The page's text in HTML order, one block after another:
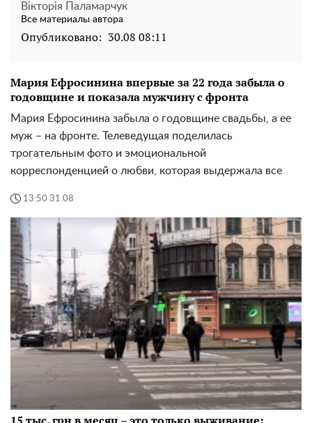
Вікторія Паламарчук
Все материалы автора
Опубликовано: 30.08 08:11
Мария Ефросинина впервые за 22 года забыла о
годовщине и показала мужчину с фронта
Мария Ефросинина забыла о годовщине свадьбы, а ее
муж – на фронте. Телеведущая поделилась
трогательным фото и эмоциональной
корреспонденцией о любви, которая выдержала все
13:50 31.08